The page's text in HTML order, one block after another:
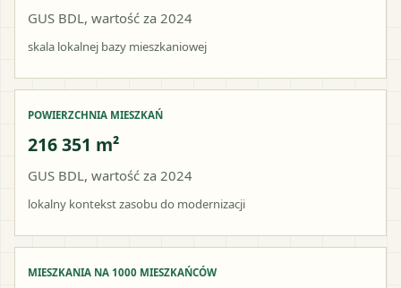
GUS BDL, wartość za 2024
skala lokalnej bazy mieszkaniowej
POWIERZCHNIA MIESZKAŃ
216 351 m²
GUS BDL, wartość za 2024
lokalny kontekst zasobu do modernizacji
MIESZKANIA NA 1000 MIESZKAŃCÓW